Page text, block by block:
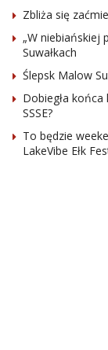
Zbliża się
„W niebiańskiej
Suwałkach
Ślepsk Malow
Dobiegła
SSSE?
To będzie
LakeVibe Ełk